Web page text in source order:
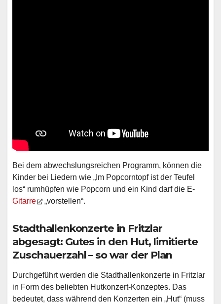
Bei dem abwechslungsreichen Programm, können die
Kinder bei Liedern wie „Im Popcorntopf ist der Teufel
los“ rumhüpfen wie Popcorn und ein Kind darf die E-
Gitarre
„vorstellen“.
Stadthallenkonzerte in Fritzlar
abgesagt: Gutes in den Hut, limitierte
Zuschauerzahl – so war der Plan
Durchgeführt werden die Stadthallenkonzerte in Fritzlar
in Form des beliebten Hutkonzert-Konzeptes. Das
bedeutet, dass während den Konzerten ein „Hut“ (muss